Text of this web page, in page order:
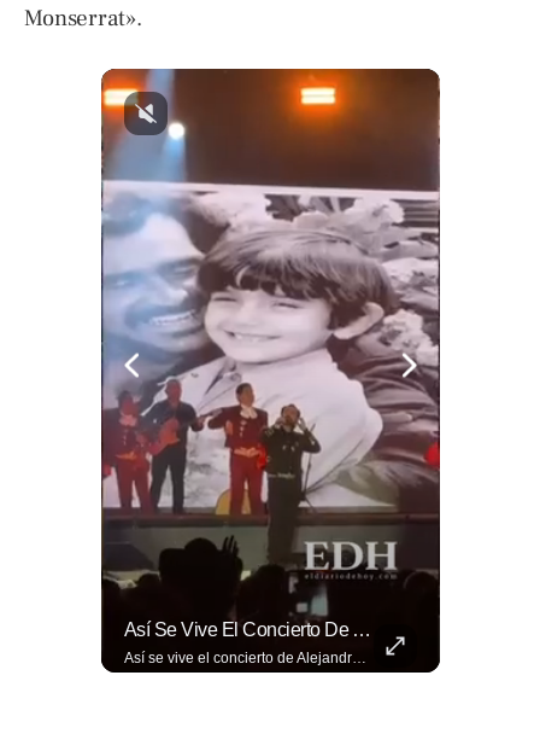
Monserrat».
Así Se Vive El Concierto De Alejandro Fernández En El Salvador.
Así se vive el concierto de Alejandro Fernández en El Salvador. Una noche inolvidable a pesar de la lluvia. Canciones que llenaron de alegría y nostalgia a todo el público presente. 🤩👏 #Concierto #ElSalvador #AlejandroFernández